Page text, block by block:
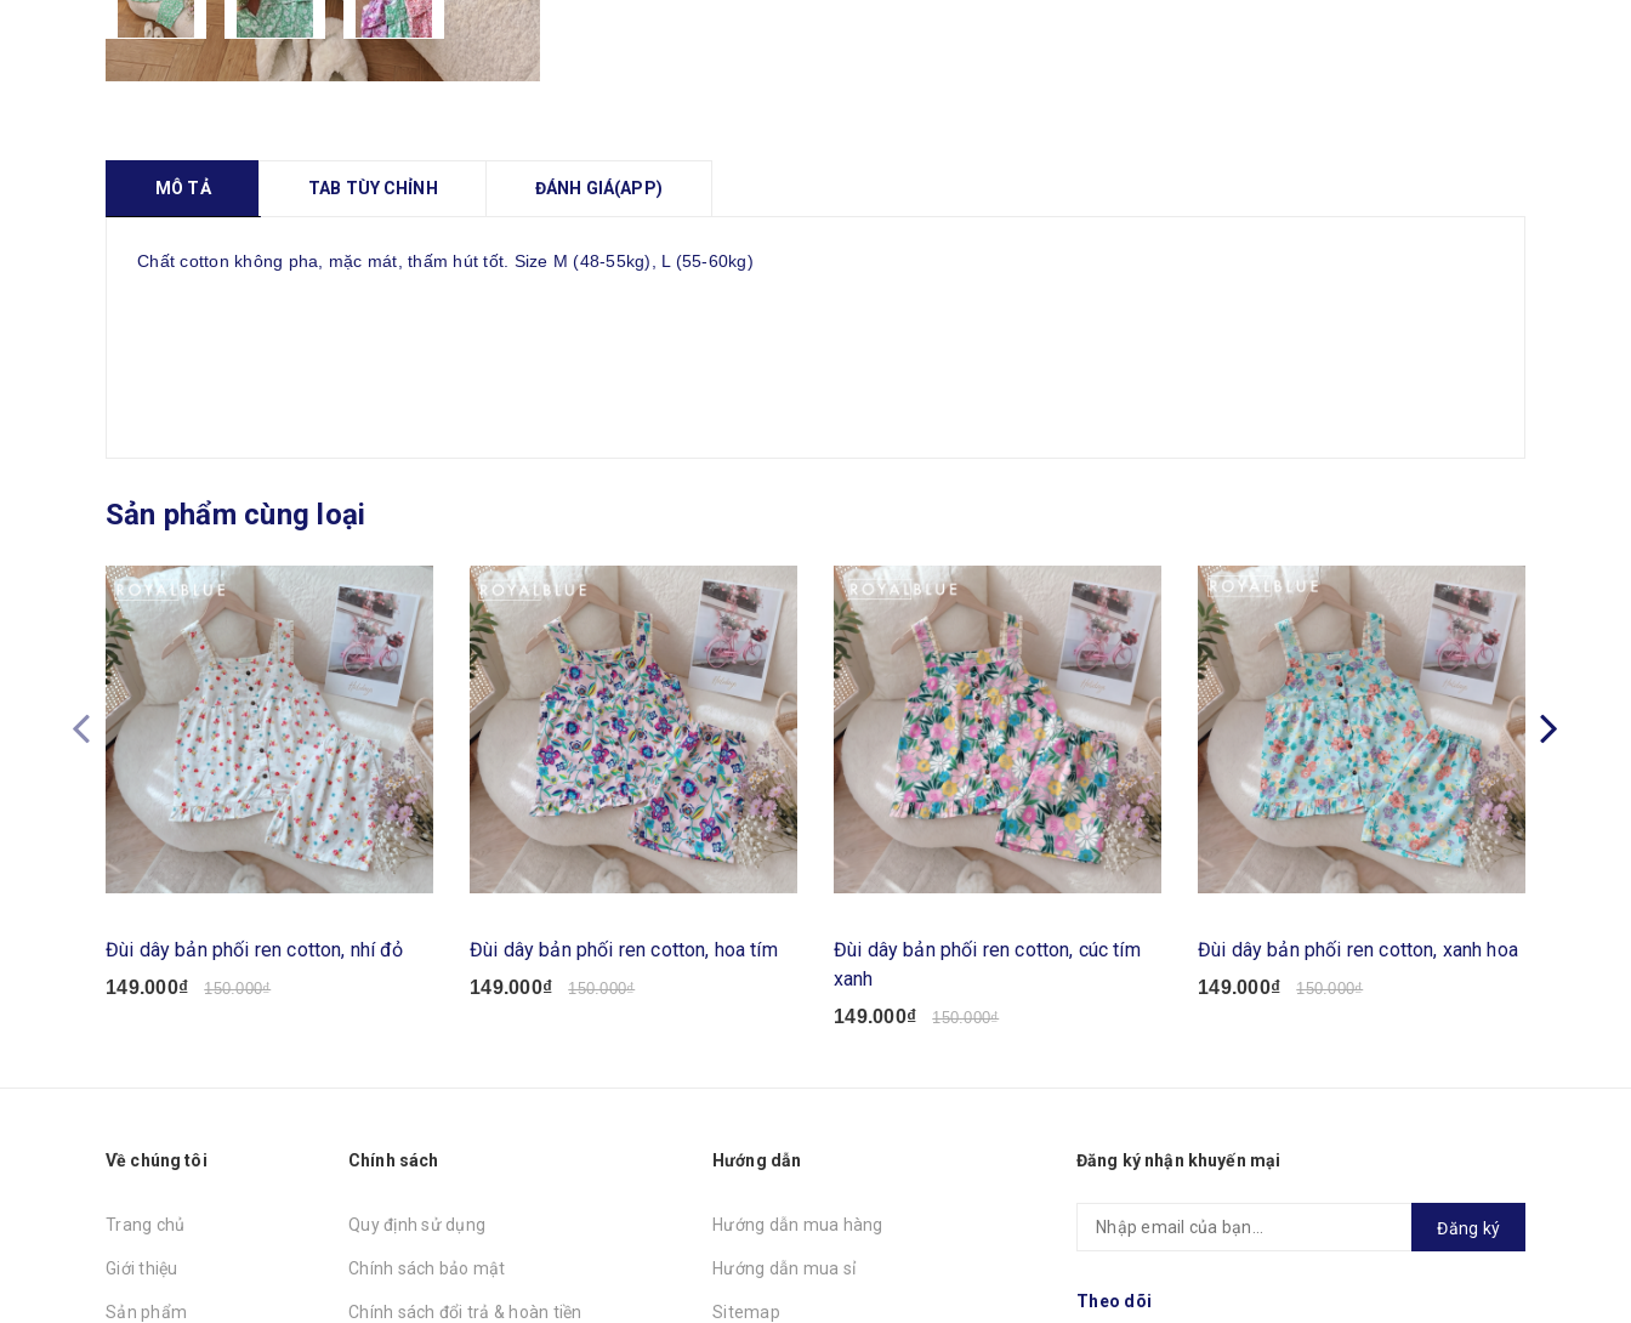
MÔ TẢ TAB TÙY CHỈNH ĐÁNH GIÁ(APP)
Chất cotton không pha, mặc mát, thấm hút tốt. Size M (48-55kg), L (55-60kg)
Sản phẩm cùng loại
Đùi dây bản phối ren cotton, nhí đỏ
149.000₫ 150.000₫
Đùi dây bản phối ren cotton, hoa tím
149.000₫ 150.000₫
Đùi dây bản phối ren cotton, cúc tím
xanh
149.000₫ 150.000₫
Đùi dây bản phối ren cotton, xanh hoa
149.000₫ 150.000₫
Về chúng tôi
Trang chủ
Giới thiệu
Sản phẩm
Chính sách
Quy định sử dụng
Chính sách bảo mật
Chính sách đổi trả & hoàn tiền
Hướng dẫn
Hướng dẫn mua hàng
Hướng dẫn mua sỉ
Sitemap
Đăng ký nhận khuyến mại
Đăng ký
Theo dõi